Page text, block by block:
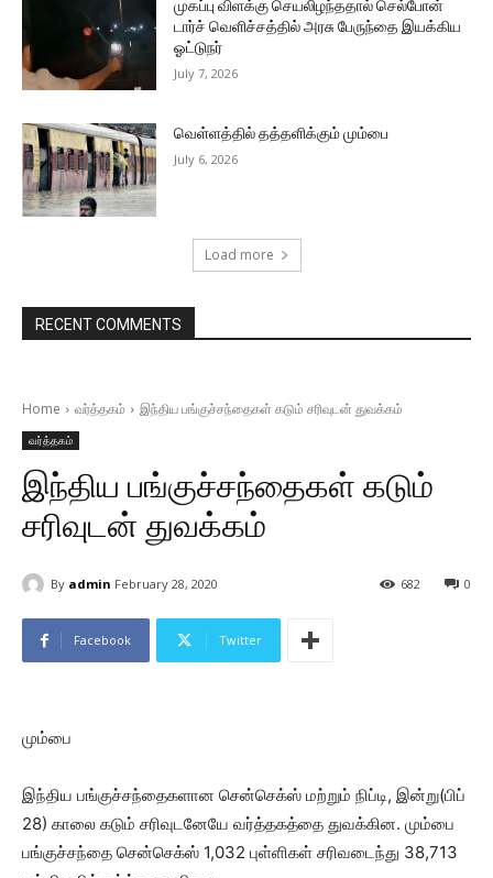
முகப்பு விளக்கு செயலிழந்ததால் செல்போன்
டார்ச் வெளிச்சத்தில் அரசு பேருந்தை இயக்கிய
ஓட்டுநர்
July 7, 2026
வெள்ளத்தில் தத்தளிக்கும் மும்பை
July 6, 2026
Load more
RECENT COMMENTS